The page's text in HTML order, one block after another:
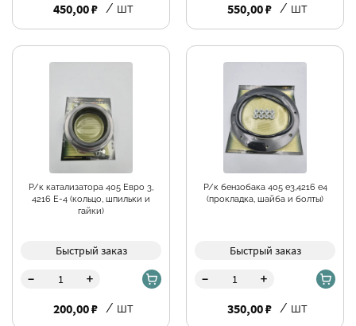
450,00 ₽ / шт 550,00 ₽ / шт
Р/к катализатора 405 Евро 3,
4216 Е-4 (кольцо, шпильки и
гайки)
Быстрый заказ
- +
200,00 ₽ / шт
Р/к бензобака 405 е3,4216 е4
(прокладка, шайба и болты)
Быстрый заказ
- +
350,00 ₽ / шт